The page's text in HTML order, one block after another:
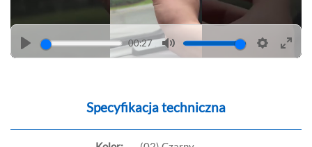
Play
00:27
Mute SettingsEnter
Specyfikacja techniczna